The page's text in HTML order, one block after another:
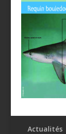
Actualités